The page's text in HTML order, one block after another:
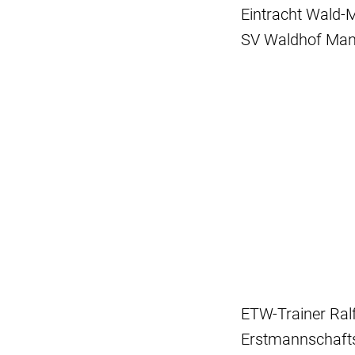
Eintracht Wald-
SV Waldhof
ETW-Trainer